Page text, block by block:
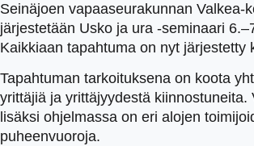
Seinäjoen vapaaseurakunnan Valkea-
järjestetään Usko ja ura -seminaari
Kaikkiaan tapahtuma on nyt järjestetty
Tapahtuman tarkoituksena on koota
yrittäjiä ja yrittäjyydestä kiinnostuneita.
lisäksi ohjelmassa on eri alojen
puheenvuoroja.